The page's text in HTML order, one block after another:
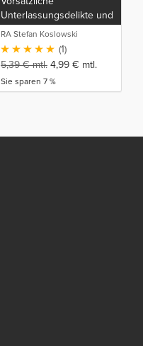
Unterlassungsdelikte und
Fahrlässigkeitsdelikte
RA Stefan Koslowski
(1)
5,39€mtl. 4,99 € mtl.
Sie sparen 7 %